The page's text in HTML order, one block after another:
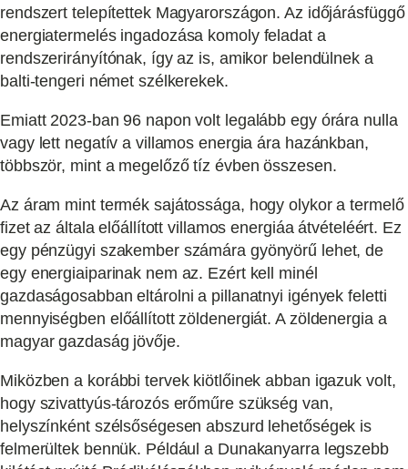
rendszert telepítettek Magyarországon. Az időjárásfüggő
energiatermelés ingadozása komoly feladat a
rendszerirányítónak, így az is, amikor belendülnek a
balti-tengeri német szélkerekek.
Emiatt 2023-ban 96 napon volt legalább egy órára nulla
vagy lett negatív a villamos energia ára hazánkban,
többször, mint a megelőző tíz évben összesen.
Az áram mint termék sajátossága, hogy olykor a termelő
fizet az általa előállított villamos energiáa átvételéért. Ez
egy pénzügyi szakember számára gyönyörű lehet, de
egy energiaiparinak nem az. Ezért kell minél
gazdaságosabban eltárolni a pillanatnyi igények feletti
mennyiségben előállított zöldenergiát. A zöldenergia a
magyar gazdaság jövője.
Miközben a korábbi tervek kiötlőinek abban igazuk volt,
hogy szivattyús-tározós erőműre szükség van,
helyszínként szélsőségesen abszurd lehetőségek is
felmerültek bennük. Például a Dunakanyarra legszebb